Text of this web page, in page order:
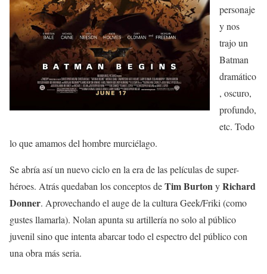
personaje
y nos
trajo un
Batman
dramático
, oscuro,
profundo,
etc. Todo
lo que amamos del hombre murciélago.
Se abría así un nuevo ciclo en la era de las películas de super-
héroes. Atrás quedaban los conceptos deTim BurtonyRichard
Donner. Aprovechando el auge de la cultura Geek/Friki (como
gustes llamarla). Nolan apunta su artillería no solo al público
juvenil sino que intenta abarcar todo el espectro del público con
una obra más seria.